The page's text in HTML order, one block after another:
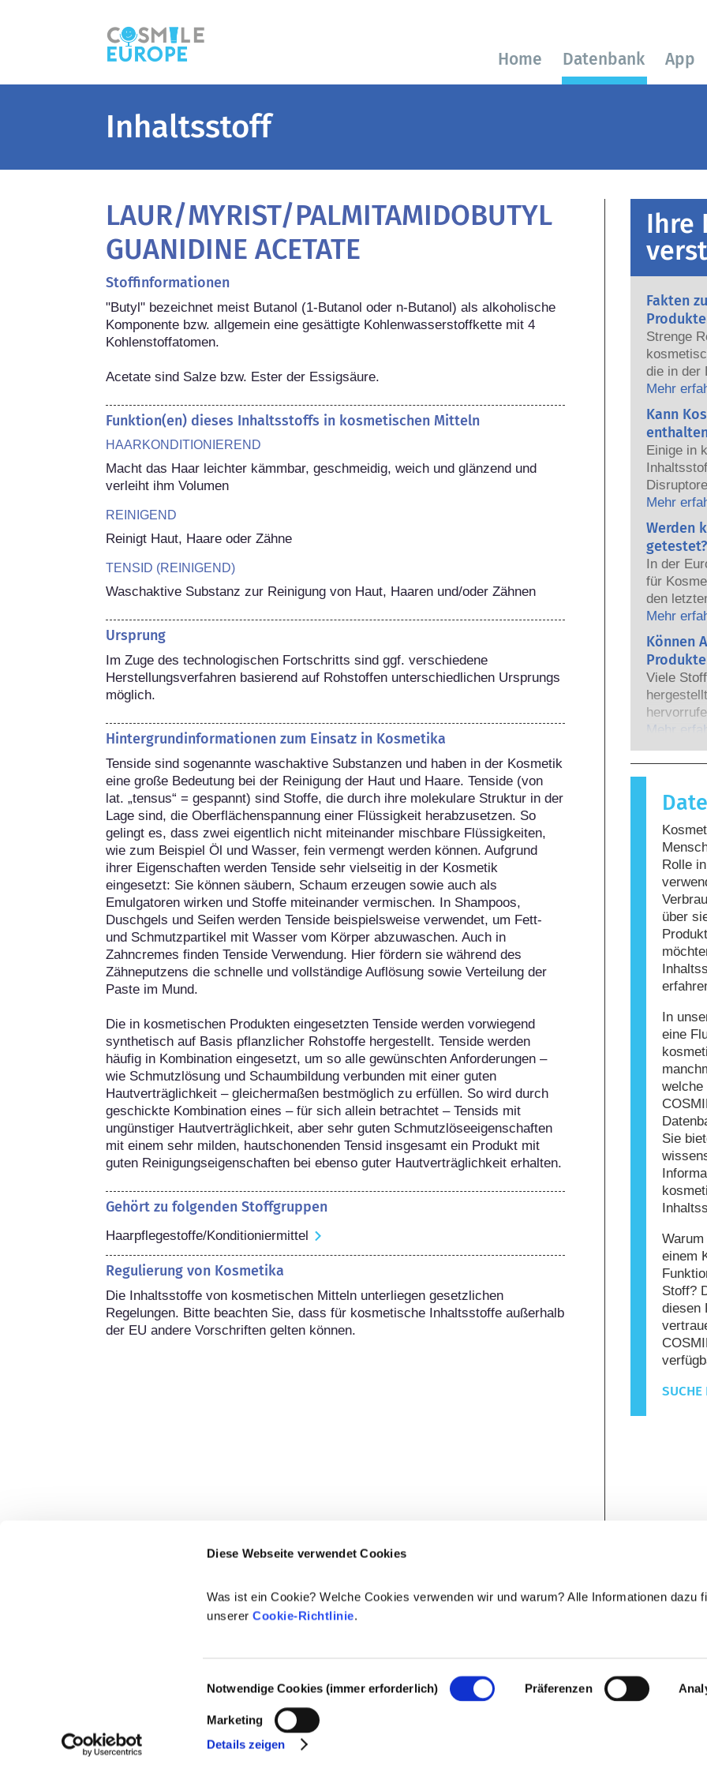
Diese Webseite verwendet Cookies
Was ist ein Cookie? Welche Cookies verwenden wir und warum? Alle Informationen dazu
unsererCookie-Richtlinie.
Notwendige Cookies (immer erforderlich) Präferenzen
Marketing
Details zeigen
Home Datenbank App
Inhaltsstoff
LAUR/MYRIST/PALMITAMIDOBUTYL
GUANIDINE ACETATE
Stoffinformationen
"Butyl" bezeichnet meist Butanol (1-Butanol oder n-Butanol) als alkoholische
Komponente bzw. allgemein eine gesättigte Kohlenwasserstoffkette mit 4
Kohlenstoffatomen.
Acetate sind Salze bzw. Ester der Essigsäure.
Funktion(en) dieses Inhaltsstoffs in kosmetischen Mitteln
HAARKONDITIONIEREND
Macht das Haar leichter kämmbar, geschmeidig, weich und glänzend und
verleiht ihm Volumen
REINIGEND
Reinigt Haut, Haare oder Zähne
TENSID (REINIGEND)
Waschaktive Substanz zur Reinigung von Haut, Haaren und/oder Zähnen
Ursprung
Im Zuge des technologischen Fortschritts sind ggf. verschiedene
Herstellungsverfahren basierend auf Rohstoffen unterschiedlichen Ursprungs
möglich.
Hintergrundinformationen zum Einsatz in Kosmetika
Tenside sind sogenannte waschaktive Substanzen und haben in der Kosmetik
eine große Bedeutung bei der Reinigung der Haut und Haare. Tenside (von
lat. „tensus“ = gespannt) sind Stoffe, die durch ihre molekulare Struktur in der
Lage sind, die Oberflächenspannung einer Flüssigkeit herabzusetzen. So
gelingt es, dass zwei eigentlich nicht miteinander mischbare Flüssigkeiten,
wie zum Beispiel Öl und Wasser, fein vermengt werden können. Aufgrund
ihrer Eigenschaften werden Tenside sehr vielseitig in der Kosmetik
eingesetzt: Sie können säubern, Schaum erzeugen sowie auch als
Emulgatoren wirken und Stoffe miteinander vermischen. In Shampoos,
Duschgels und Seifen werden Tenside beispielsweise verwendet, um Fett-
und Schmutzpartikel mit Wasser vom Körper abzuwaschen. Auch in
Zahncremes finden Tenside Verwendung. Hier fördern sie während des
Zähneputzens die schnelle und vollständige Auflösung sowie Verteilung der
Paste im Mund.
Die in kosmetischen Produkten eingesetzten Tenside werden vorwiegend
synthetisch auf Basis pflanzlicher Rohstoffe hergestellt. Tenside werden
häufig in Kombination eingesetzt, um so alle gewünschten Anforderungen –
wie Schmutzlösung und Schaumbildung verbunden mit einer guten
Hautverträglichkeit – gleichermaßen bestmöglich zu erfüllen. So wird durch
geschickte Kombination eines – für sich allein betrachtet – Tensids mit
ungünstiger Hautverträglichkeit, aber sehr guten Schmutzlöseeigenschaften
mit einem sehr milden, hautschonenden Tensid insgesamt ein Produkt mit
guten Reinigungseigenschaften bei ebenso guter Hautverträglichkeit erhalten.
Gehört zu folgenden Stoffgruppen
Haarpflegestoffe/Konditioniermittel
Regulierung von Kosmetika
Die Inhaltsstoffe von kosmetischen Mitteln unterliegen gesetzlichen
Regelungen. Bitte beachten Sie, dass für kosmetische Inhaltsstoffe außerhalb
der EU andere Vorschriften gelten können.
Ihre
Fakten
Strenge
die in der
sicher für
Die
Mehr
Kann
Einige in
haben,
Hormone
das
heißt das
auch
sehr
zumeist
jemals
Produkte
Experten,
Mehr
Werden
In der
für
den
dem
von
Mehr
Können
Viele
wenn das
harmlos
Reaktion
Allergie
nicht,
nicht
Mehr
Rolle
über
In
eine
welche
Sie
einem
Stoff?
diesen
SUCHE
© 2021-2026 - Cosmetics Europe Rechtlicher Hinweis